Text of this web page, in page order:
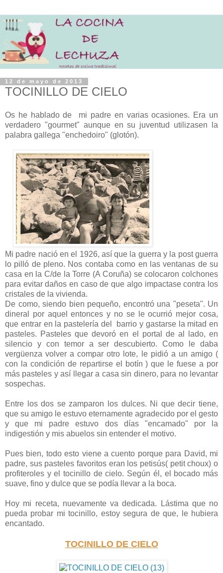
12 de mayo de 2013
TOCINILLO DE CIELO
Os he hablado de mi padre en varias ocasiones. Era un
verdadero "gourmet" aunque en su juventud utilizasen la
palabra gallega "enchedoiro" (glotón).
Mi padre nació en el 1926, así que la guerra y la post guerra
lo pilló de pleno. Nos contaba como en las ventanas de su
casa en la C/de la Torre (A Coruña) se colocaron colchones
para evitar daños en caso de que algo impactase contra los
cristales de la vivienda.
De como, siendo bien pequeño, encontró una "peseta". Un
dineral por aquel entonces y no se le ocurrió mejor cosa,
que entrar en la pastelería del barrio y gastarse la mitad en
pasteles. Pasteles que devoró en el portal de al lado, en
silencio y con temor a ser descubierto. Como le daba
vergüenza volver a compar otro lote, le pidió a un amigo (
con la condición de repartirse el botín ) que le fuese a por
más pasteles y así llegar a casa sin dinero, para no levantar
sospechas.
Entre los dos se zamparon los dulces. Ni que decir tiene,
que su amigo le estuvo eternamente agradecido por el gesto
y que mi padre estuvo dos días "encamado" por la
indigestión y mis abuelos sin entender el motivo.
Pues bien, todo esto viene a cuento porque para David, mi
padre, sus pasteles favoritos eran los petisús( petit choux) o
profiteroles y el tocinillo de cielo. Según él, el bocado más
suave, fino y dulce que se podía llevar a la boca.
Hoy mi receta, nuevamente va dedicada. Lástima que no
pueda probar mi tocinillo, estoy segura de que, le hubiera
encantado.
TOCINILLO DE CIELO